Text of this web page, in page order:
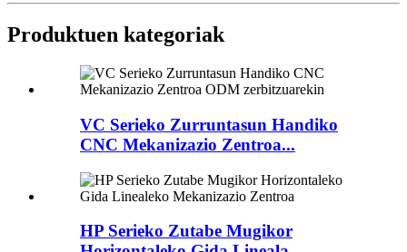
Produktuen kategoriak
VC Serieko Zurruntasun Handiko
CNC Mekanizazio Zentroa...
HP Serieko Zutabe Mugikor